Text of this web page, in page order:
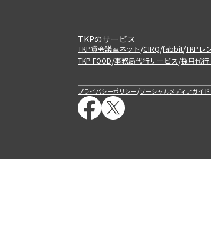
TKPのサービス
TKP貸会議室ネット/CIRQ/fabbit/TKPレ
TKP FOOD/事務局代行サービス/採用代行
プライバシーポリシー/ソーシャルメディアガイ